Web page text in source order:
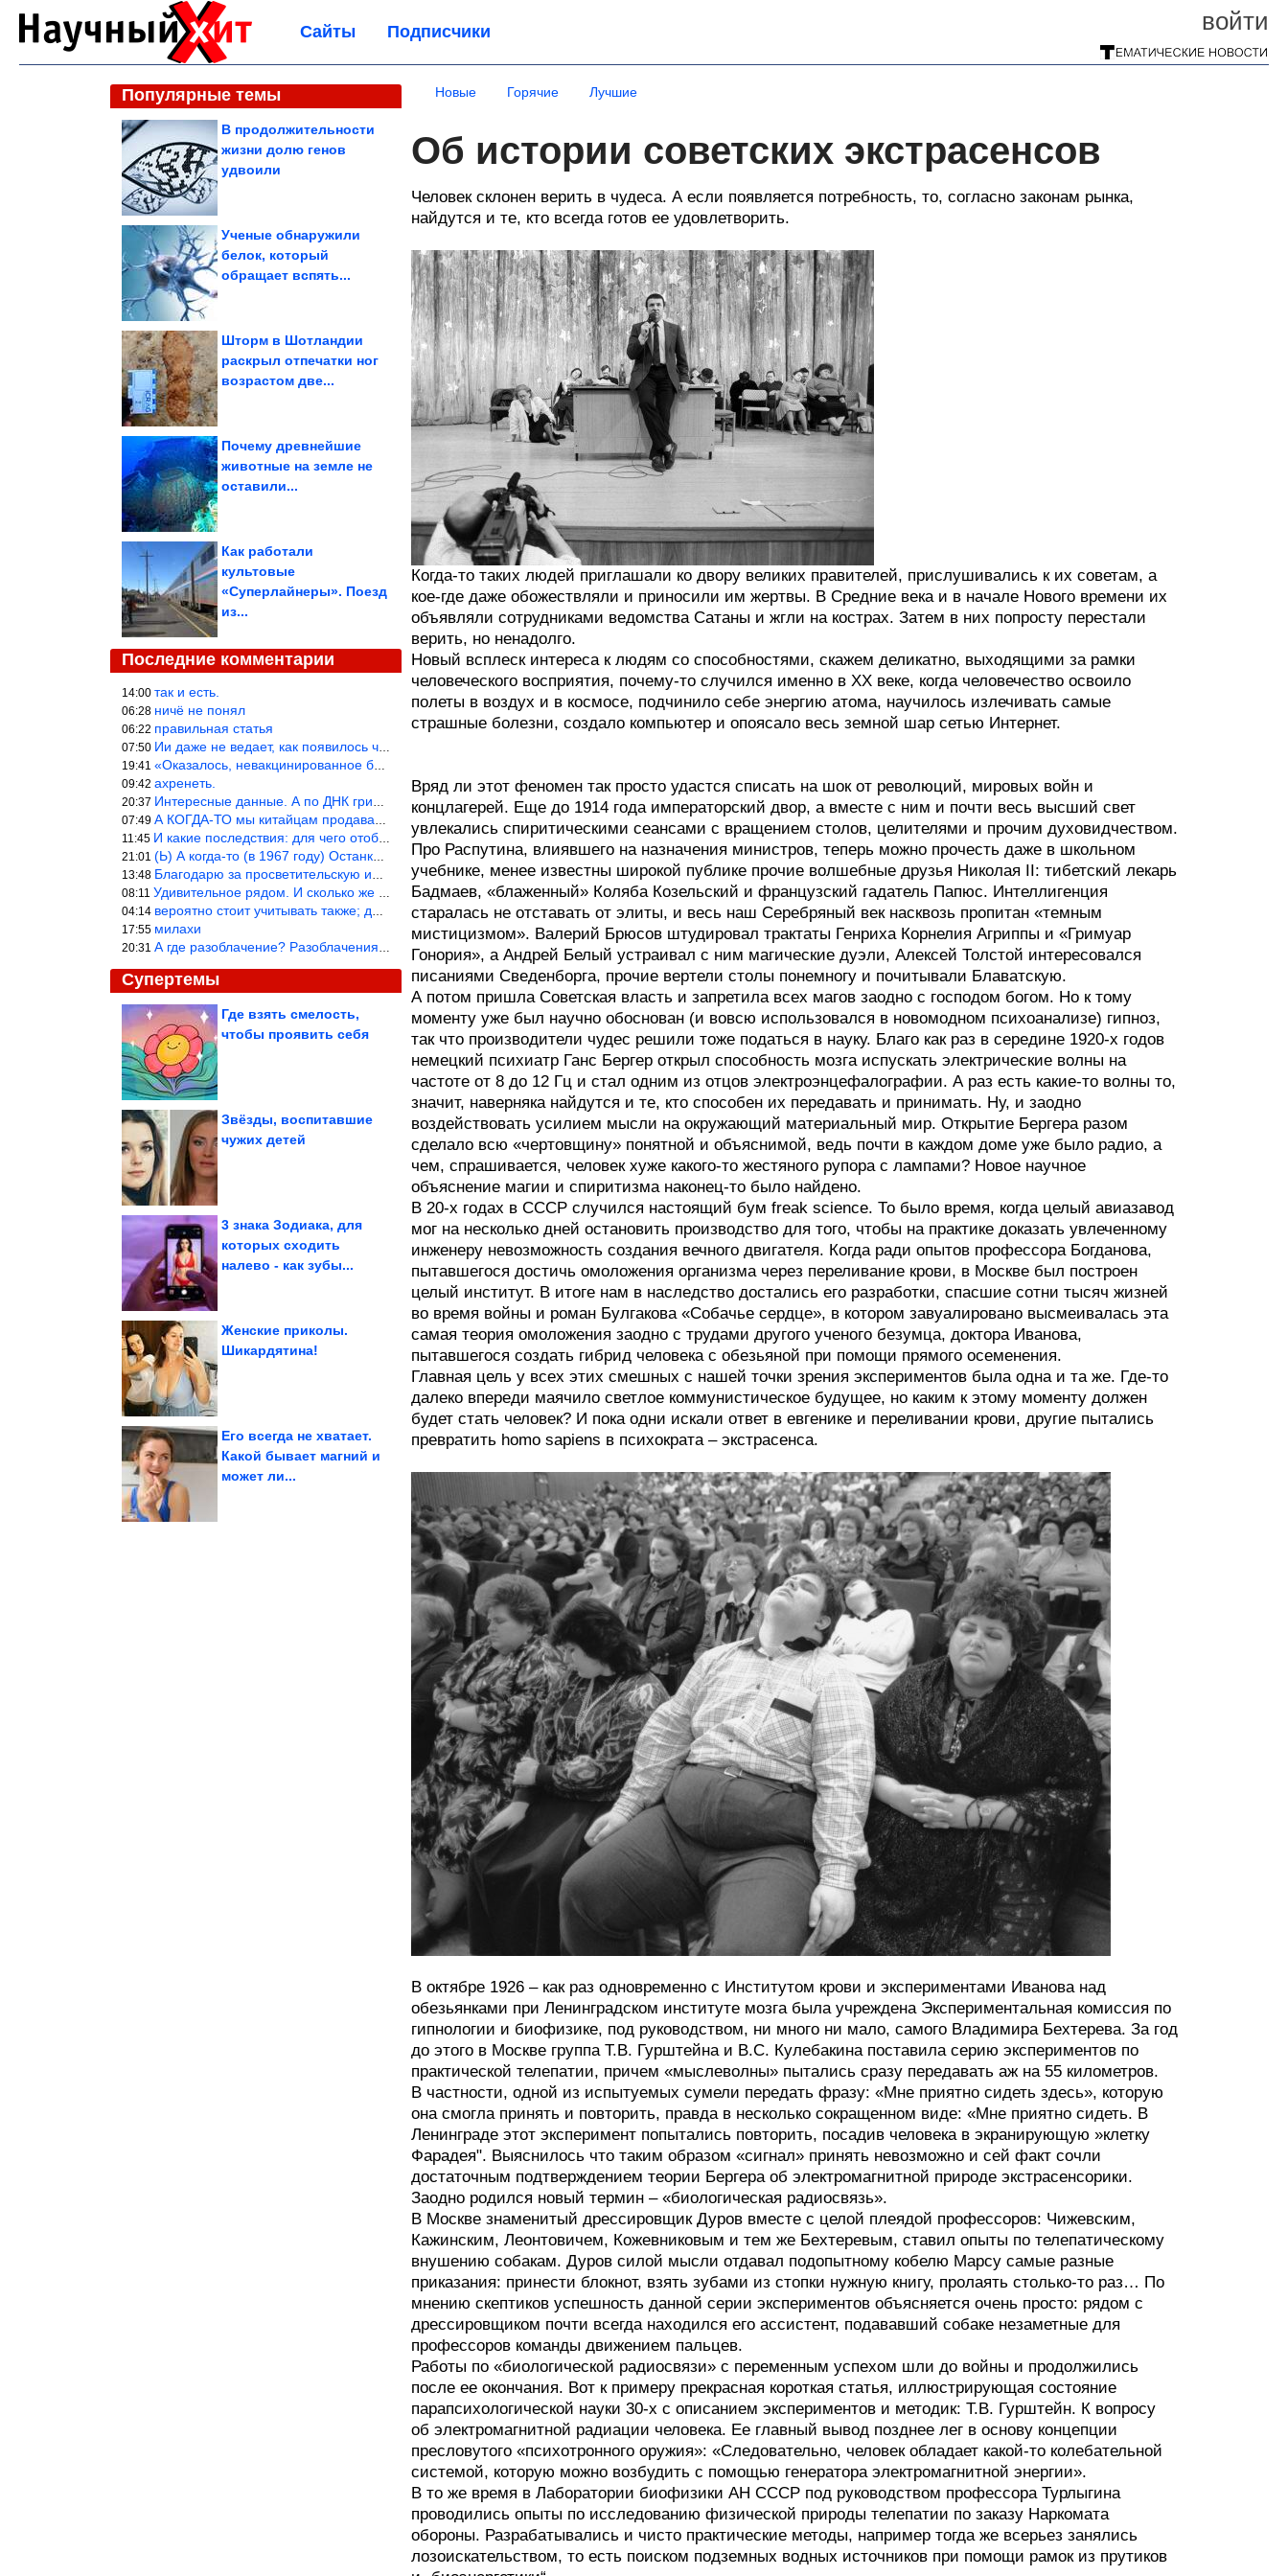
войти
Сайты Подписчики
Популярные темы
В продолжительности
жизни долю генов
удвоили
Ученые обнаружили
белок, который
обращает вспять...
Шторм в Шотландии
раскрыл отпечатки ног
возрастом две...
Почему древнейшие
животные на земле не
оставили...
Как работали
культовые
«Суперлайнеры». Поезд
из...
Последние комментарии
14:00 так и есть.
06:28 ничё не понял
06:22 правильная статья
07:50 Ии даже не ведает, как появилось человечество и для чего оно сущ
19:41 «Оказалось, невакцинированное большинство умирает существенно ча
09:42 ахренеть.
20:37 Интересные данные. А по ДНК грибов, бактерий имеются сведения из
07:49 А КОГДА-ТО мы китайцам продавали фуфайки.
11:45 И какие последствия: для чего отобрали? или просто похвастались.
21:01 (Ь) А когда-то (в 1967 году) Останкинская телебашня была самым в
13:48 Благодарю за просветительскую информацию.
08:11 Удивительное рядом. И сколько же ещё открытий готовит Просвещень
04:14 вероятно стоит учитывать также; длительность сна сгущает кровото
17:55 милахи
20:31 А где разоблачение? Разоблачения нет — значит придётся принять к
Супертемы
Домашние животные,
Где взять смелость,
чтобы проявить себя
Звёзды, воспитавшие
чужих детей
3 знака Зодиака, для
которых сходить
налево - как зубы...
Какая фурнитура
Женские приколы.
Шикардятина!
остатков ткани
Его всегда не хватает.
Какой бывает магний и
может ли...
Новые Горячие Лучшие
Об истории советских экстрасенсов
Человек склонен верить в чудеса. А если появляется потребность, то, согласно законам рынка,
найдутся и те, кто всегда готов ее удовлетворить.
Когда-то таких людей приглашали ко двору великих правителей, прислушивались к их советам, а
кое-где даже обожествляли и приносили им жертвы. В Средние века и в начале Нового времени их
объявляли сотрудниками ведомства Сатаны и жгли на кострах. Затем в них попросту перестали
верить, но ненадолго.
Новый всплеск интереса к людям со способностями, скажем деликатно, выходящими за рамки
человеческого восприятия, почему-то случился именно в XX веке, когда человечество освоило
полеты в воздух и в космосе, подчинило себе энергию атома, научилось излечивать самые
страшные болезни, создало компьютер и опоясало весь земной шар сетью Интернет.
Вряд ли этот феномен так просто удастся списать на шок от революций, мировых войн и
концлагерей. Еще до 1914 года императорский двор, а вместе с ним и почти весь высший свет
увлекались спиритическими сеансами с вращением столов, целителями и прочим духовидчеством.
Про Распутина, влиявшего на назначения министров, теперь можно прочесть даже в школьном
учебнике, менее известны широкой публике прочие волшебные друзья Николая II: тибетский лекарь
Бадмаев, «блаженный» Коляба Козельский и французский гадатель Папюс. Интеллигенция
старалась не отставать от элиты, и весь наш Серебряный век насквозь пропитан «темным
мистицизмом». Валерий Брюсов штудировал трактаты Генриха Корнелия Агриппы и «Гримуар
Гонория», а Андрей Белый устраивал с ним магические дуэли, Алексей Толстой интересовался
писаниями Сведенборга, прочие вертели столы понемногу и почитывали Блаватскую.
А потом пришла Советская власть и запретила всех магов заодно с господом богом. Но к тому
моменту уже был научно обоснован (и вовсю использовался в новомодном психоанализе) гипноз,
так что производители чудес решили тоже податься в науку. Благо как раз в середине 1920-х годов
немецкий психиатр Ганс Бергер открыл способность мозга испускать электрические волны на
частоте от 8 до 12 Гц и стал одним из отцов электроэнцефалографии. А раз есть какие-то волны то,
значит, наверняка найдутся и те, кто способен их передавать и принимать. Ну, и заодно
воздействовать усилием мысли на окружающий материальный мир. Открытие Бергера разом
сделало всю «чертовщину» понятной и объяснимой, ведь почти в каждом доме уже было радио, а
чем, спрашивается, человек хуже какого-то жестяного рупора с лампами? Новое научное
объяснение магии и спиритизма наконец-то было найдено.
В 20-х годах в СССР случился настоящий бум freak science. То было время, когда целый авиазавод
мог на несколько дней остановить производство для того, чтобы на практике доказать увлеченному
инженеру невозможность создания вечного двигателя. Когда ради опытов профессора Богданова,
пытавшегося достичь омоложения организма через переливание крови, в Москве был построен
целый институт. В итоге нам в наследство достались его разработки, спасшие сотни тысяч жизней
во время войны и роман Булгакова «Собачье сердце», в котором завуалировано высмеивалась эта
самая теория омоложения заодно с трудами другого ученого безумца, доктора Иванова,
пытавшегося создать гибрид человека с обезьяной при помощи прямого осеменения.
Главная цель у всех этих смешных с нашей точки зрения экспериментов была одна и та же. Где-то
далеко впереди маячило светлое коммунистическое будущее, но каким к этому моменту должен
будет стать человек? И пока одни искали ответ в евгенике и переливании крови, другие пытались
превратить homo sapiens в психократа – экстрасенса.
В октябре 1926 – как раз одновременно с Институтом крови и экспериментами Иванова над
обезьянками при Ленинградском институте мозга была учреждена Экспериментальная комиссия по
гипнологии и биофизике, под руководством, ни много ни мало, самого Владимира Бехтерева. За год
до этого в Москве группа Т.В. Гурштейна и В.С. Кулебакина поставила серию экспериментов по
практической телепатии, причем «мыслеволны» пытались сразу передавать аж на 55 километров.
В частности, одной из испытуемых сумели передать фразу: «Мне приятно сидеть здесь», которую
она смогла принять и повторить, правда в несколько сокращенном виде: «Мне приятно сидеть. В
Ленинграде этот эксперимент попытались повторить, посадив человека в экранирующую »клетку
Фарадея". Выяснилось что таким образом «сигнал» принять невозможно и сей факт сочли
достаточным подтверждением теории Бергера об электромагнитной природе экстрасенсорики.
Заодно родился новый термин – «биологическая радиосвязь».
В Москве знаменитый дрессировщик Дуров вместе с целой плеядой профессоров: Чижевским,
Кажинским, Леонтовичем, Кожевниковым и тем же Бехтеревым, ставил опыты по телепатическому
внушению собакам. Дуров силой мысли отдавал подопытному кобелю Марсу самые разные
приказания: принести блокнот, взять зубами из стопки нужную книгу, пролаять столько-то раз… По
мнению скептиков успешность данной серии экспериментов объясняется очень просто: рядом с
дрессировщиком почти всегда находился его ассистент, подававший собаке незаметные для
профессоров команды движением пальцев.
Работы по «биологической радиосвязи» с переменным успехом шли до войны и продолжились
после ее окончания. Вот к примеру прекрасная короткая статья, иллюстрирующая состояние
парапсихологической науки 30-х с описанием экспериментов и методик: Т.В. Гурштейн. К вопросу
об электромагнитной радиации человека. Ее главный вывод позднее лег в основу концепции
пресловутого «психотронного оружия»: «Следовательно, человек обладает какой-то колебательной
системой, которую можно возбудить с помощью генератора электромагнитной энергии».
В то же время в Лаборатории биофизики АН СССР под руководством профессора Турлыгина
проводились опыты по исследованию физической природы телепатии по заказу Наркомата
обороны. Разрабатывались и чисто практические методы, например тогда же всерьез занялись
лозоискательством, то есть поиском подземных водных источников при помощи рамок из прутиков